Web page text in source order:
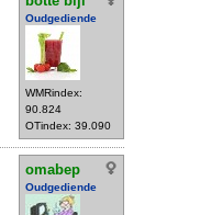
Oudgediende
WMRindex:
90.824
OTindex: 39.090
omabep
Oudgediende